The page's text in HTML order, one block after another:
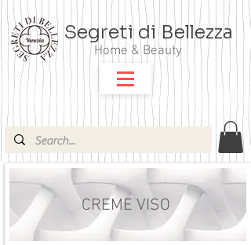
Segreti di Bellezza
Home & Beauty
CREME VISO